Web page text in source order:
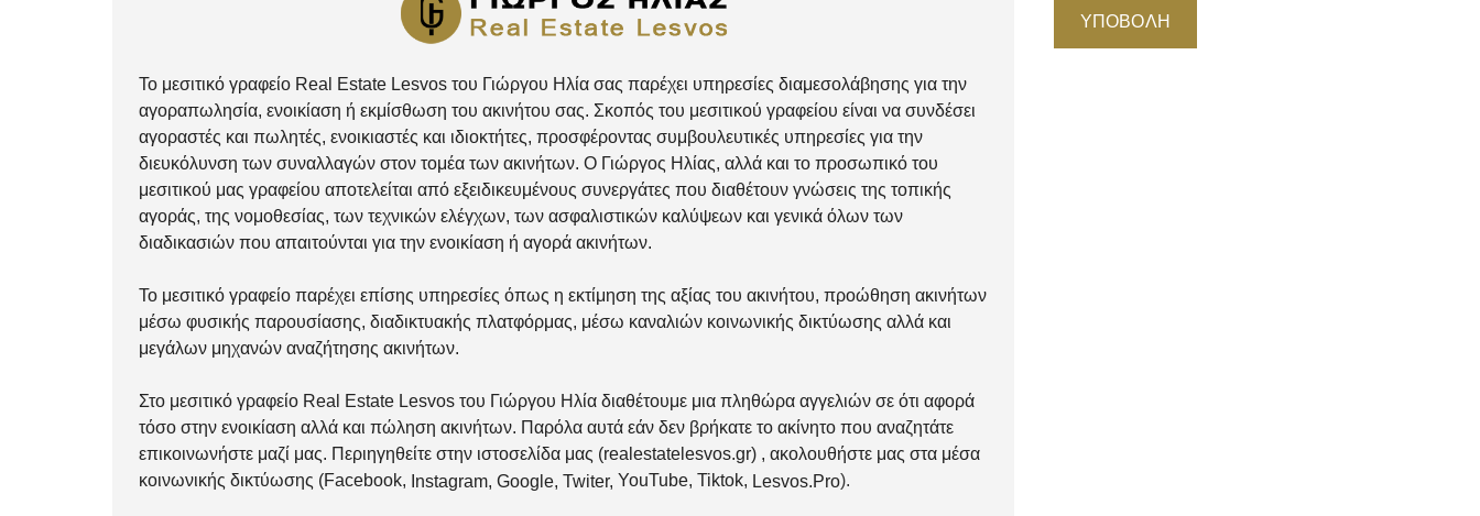
Το μεσιτικό γραφείο Real Estate Lesvos του Γιώργου Ηλία σας παρέχει υπηρεσίες διαμεσολάβησης για την
αγοραπωλησία, ενοικίαση ή εκμίσθωση του ακινήτου σας. Σκοπός του μεσιτικού γραφείου είναι να συνδέσει
αγοραστές και πωλητές, ενοικιαστές και ιδιοκτήτες, προσφέροντας συμβουλευτικές υπηρεσίες για την
διευκόλυνση των συναλλαγών στον τομέα των ακινήτων. Ο Γιώργος Ηλίας, αλλά και το προσωπικό του
μεσιτικού μας γραφείου αποτελείται από εξειδικευμένους συνεργάτες που διαθέτουν γνώσεις της τοπικής
αγοράς, της νομοθεσίας, των τεχνικών ελέγχων, των ασφαλιστικών καλύψεων και γενικά όλων των
διαδικασιών που απαιτούνται για την ενοικίαση ή αγορά ακινήτων.
Το μεσιτικό γραφείο παρέχει επίσης υπηρεσίες όπως η εκτίμηση της αξίας του ακινήτου, προώθηση ακινήτων
μέσω φυσικής παρουσίασης, διαδικτυακής πλατφόρμας, μέσω καναλιών κοινωνικής δικτύωσης αλλά και
μεγάλων μηχανών αναζήτησης ακινήτων.
Στο μεσιτικό γραφείο Real Estate Lesvos του Γιώργου Ηλία διαθέτουμε μια πληθώρα αγγελιών σε ότι αφορά
τόσο στην ενοικίαση αλλά και πώληση ακινήτων. Παρόλα αυτά εάν δεν βρήκατε το ακίνητο που αναζητάτε
επικοινωνήστε μαζί μας. Περιηγηθείτε στην ιστοσελίδα μας (realestatelesvos.gr) , ακολουθήστε μας στα μέσα
κοινωνικής δικτύωσης (Facebook, Instagram, Google, Twiter, YouTube, Tiktok, Lesvos.Pro).